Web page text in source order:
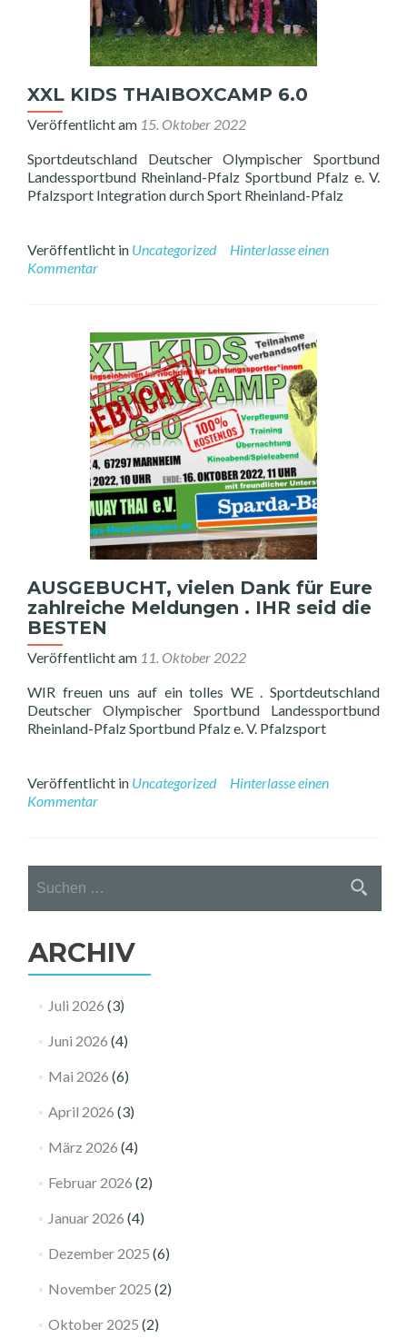
XXL KIDS THAIBOXCAMP 6.0
Veröffentlicht am 15. Oktober 2022
Sportdeutschland Deutscher Olympischer Sportbund
Landessportbund Rheinland-Pfalz Sportbund Pfalz e. V.
Pfalzsport Integration durch Sport Rheinland-Pfalz
Veröffentlicht in Uncategorized
Hinterlasse einen
Kommentar
AUSGEBUCHT, vielen Dank für Eure
zahlreiche Meldungen . IHR seid die
BESTEN
Veröffentlicht am 11. Oktober 2022
WIR freuen uns auf ein tolles WE . Sportdeutschland
Deutscher Olympischer Sportbund Landessportbund
Rheinland-Pfalz Sportbund Pfalz e. V. Pfalzsport
Veröffentlicht in Uncategorized
Hinterlasse einen
Kommentar
nach:
ARCHIV
Juli 2026 (3)
Juni 2026 (4)
Mai 2026 (6)
April 2026 (3)
März 2026 (4)
Februar 2026 (2)
Januar 2026 (4)
Dezember 2025 (6)
November 2025 (2)
Oktober 2025 (2)